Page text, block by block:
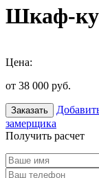
Шкаф-
Цена:
от 38 000 руб.
Заказать
замерщика
Получить расчет